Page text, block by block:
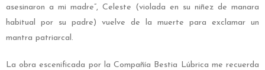
asesinaron a mi madre”, Celeste (violada en su niñez de manara
habitual por su padre) vuelve de la muerte para exclamar un
mantra patriarcal.
La obra escenificada por la Compañía Bestia Lúbrica me recuerda